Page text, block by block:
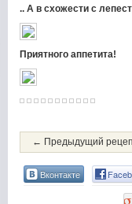
.. А в схожести с
Приятного аппетита!
← Предыдущий
Вконтакте